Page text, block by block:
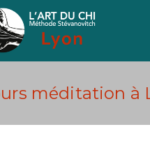
méditation à